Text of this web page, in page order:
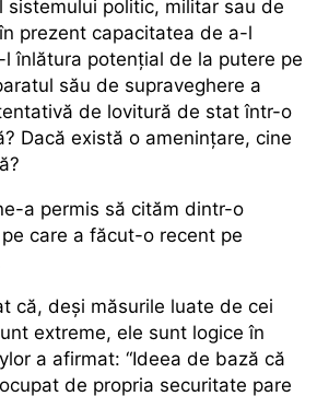
politic, militar sau de
prezent capacitatea de a-l
înlătura potențial de la putere pe
său de supraveghere a
de lovitură de stat într-o
Dacă există o amenințare, cine
a permis să cităm dintr-o
care a făcut-o recent pe
că, deși măsurile luate de cei
extreme, ele sunt logice în
a afirmat: “Ideea de bază că
de propria securitate pare